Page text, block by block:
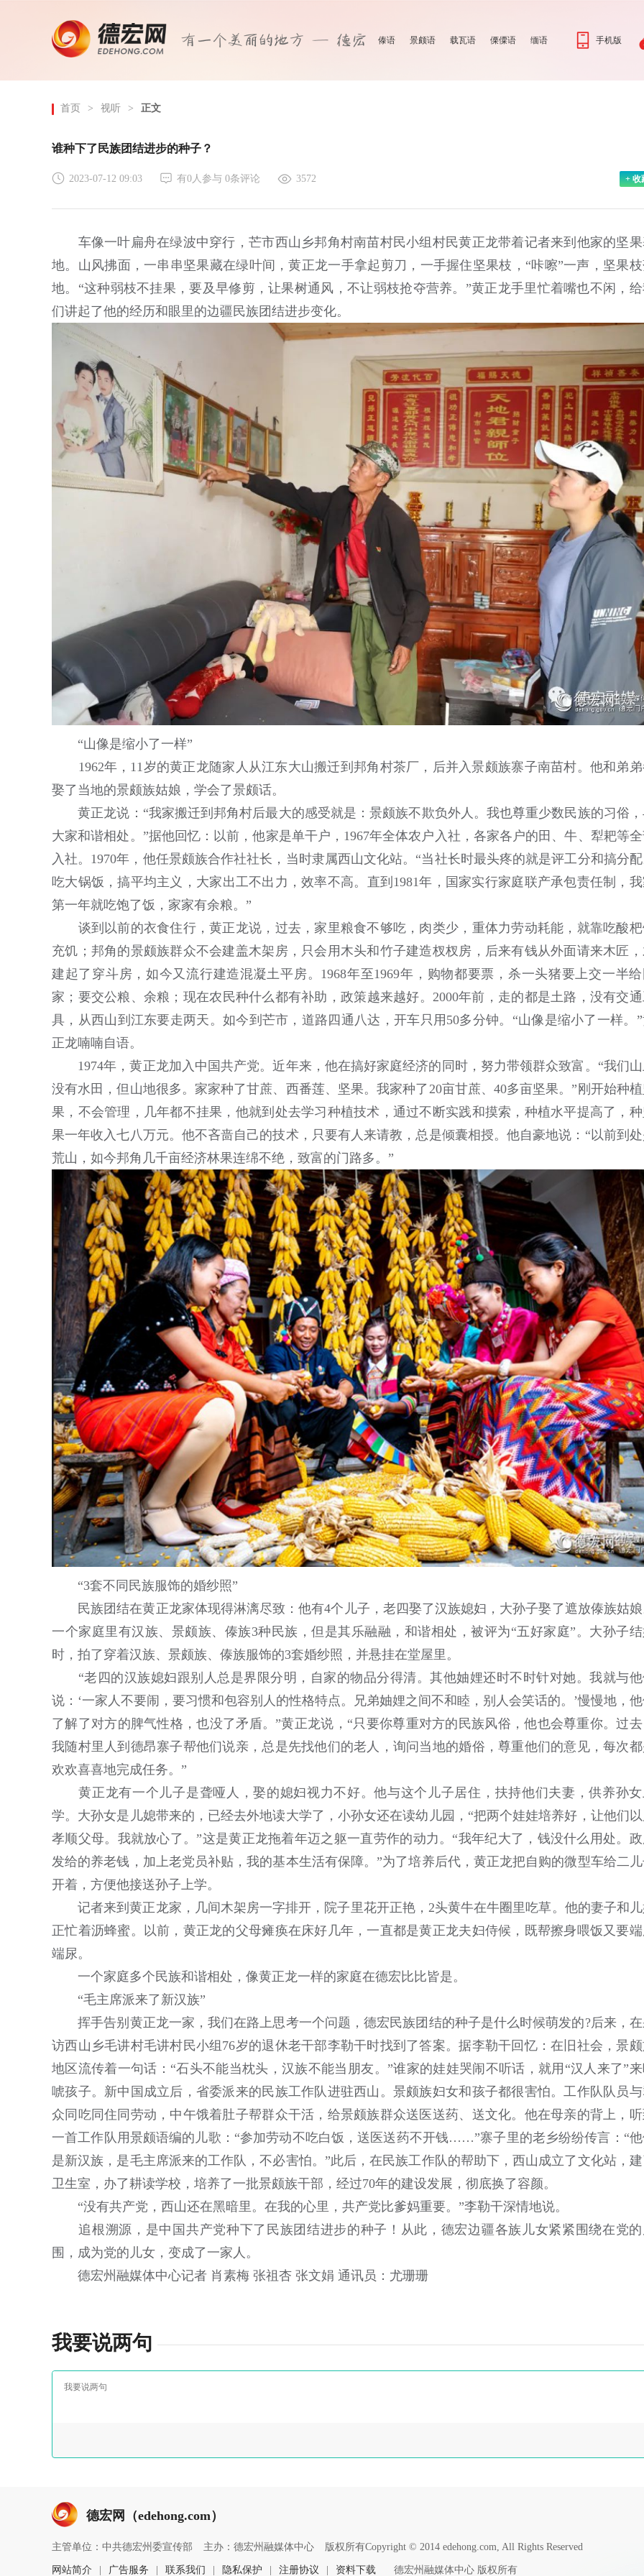
傣语 景颇语 载瓦语 傈僳语 缅语 手机版
首页 > 视听 > 正文
谁种下了民族团结进步的种子？
2023-07-12 09:03 有0人参与 0条评论 3572 + 收
车像一叶扁舟在绿波中穿行，芒市西山乡邦角村南苗村民小组村民黄正龙带着记者来到他家的坚
地。山风拂面，一串串坚果藏在绿叶间，黄正龙一手拿起剪刀，一手握住坚果枝，“咔嚓”一声，坚果
地。“这种弱枝不挂果，要及早修剪，让果树通风，不让弱枝抢夺营养。”黄正龙手里忙着嘴也不闲，
们讲起了他的经历和眼里的边疆民族团结进步变化。
“山像是缩小了一样”
1962年，11岁的黄正龙随家人从江东大山搬迁到邦角村茶厂，后并入景颇族寨子南苗村。他和弟
娶了当地的景颇族姑娘，学会了景颇话。
黄正龙说：“我家搬迁到邦角村后最大的感受就是：景颇族不欺负外人。我也尊重少数民族的习俗
大家和谐相处。”据他回忆：以前，他家是单干户，1967年全体农户入社，各家各户的田、牛、犁耙等
入社。1970年，他任景颇族合作社社长，当时隶属西山文化站。“当社长时最头疼的就是评工分和搞分
吃大锅饭，搞平均主义，大家出工不出力，效率不高。直到1981年，国家实行家庭联产承包责任制，
第一年就吃饱了饭，家家有余粮。”
谈到以前的衣食住行，黄正龙说，过去，家里粮食不够吃，肉类少，重体力劳动耗能，就靠吃酸
充饥；邦角的景颇族群众不会建盖木架房，只会用木头和竹子建造杈杈房，后来有钱从外面请来木匠
建起了穿斗房，如今又流行建造混凝土平房。1968年至1969年，购物都要票，杀一头猪要上交一半
家；要交公粮、余粮；现在农民种什么都有补助，政策越来越好。2000年前，走的都是土路，没有交
具，从西山到江东要走两天。如今到芒市，道路四通八达，开车只用50多分钟。“山像是缩小了一样。
正龙喃喃自语。
1974年，黄正龙加入中国共产党。近年来，他在搞好家庭经济的同时，努力带领群众致富。“我们
没有水田，但山地很多。家家种了甘蔗、西番莲、坚果。我家种了20亩甘蔗、40多亩坚果。”刚开始种
果，不会管理，几年都不挂果，他就到处去学习种植技术，通过不断实践和摸索，种植水平提高了，
果一年收入七八万元。他不吝啬自己的技术，只要有人来请教，总是倾囊相授。他自豪地说：“以前到
荒山，如今邦角几千亩经济林果连绵不绝，致富的门路多。”
“3套不同民族服饰的婚纱照”
民族团结在黄正龙家体现得淋漓尽致：他有4个儿子，老四娶了汉族媳妇，大孙子娶了遮放傣族姑
一个家庭里有汉族、景颇族、傣族3种民族，但是其乐融融，和谐相处，被评为“五好家庭”。大孙子
时，拍了穿着汉族、景颇族、傣族服饰的3套婚纱照，并悬挂在堂屋里。
“老四的汉族媳妇跟别人总是界限分明，自家的物品分得清。其他妯娌还时不时针对她。我就与
说：‘一家人不要闹，要习惯和包容别人的性格特点。兄弟妯娌之间不和睦，别人会笑话的。’慢慢地，
了解了对方的脾气性格，也没了矛盾。”黄正龙说，“只要你尊重对方的民族风俗，他也会尊重你。过
我随村里人到德昂寨子帮他们说亲，总是先找他们的老人，询问当地的婚俗，尊重他们的意见，每次
欢欢喜喜地完成任务。”
黄正龙有一个儿子是聋哑人，娶的媳妇视力不好。他与这个儿子居住，扶持他们夫妻，供养孙
学。大孙女是儿媳带来的，已经去外地读大学了，小孙女还在读幼儿园，“把两个娃娃培养好，让他们
孝顺父母。我就放心了。”这是黄正龙拖着年迈之躯一直劳作的动力。“我年纪大了，钱没什么用处。
发给的养老钱，加上老党员补贴，我的基本生活有保障。”为了培养后代，黄正龙把自购的微型车给二
开着，方便他接送孙子上学。
记者来到黄正龙家，几间木架房一字排开，院子里花开正艳，2头黄牛在牛圈里吃草。他的妻子和
正忙着沥蜂蜜。以前，黄正龙的父母瘫痪在床好几年，一直都是黄正龙夫妇侍候，既帮擦身喂饭又要
端尿。
一个家庭多个民族和谐相处，像黄正龙一样的家庭在德宏比比皆是。
“毛主席派来了新汉族”
挥手告别黄正龙一家，我们在路上思考一个问题，德宏民族团结的种子是什么时候萌发的?后来，
访西山乡毛讲村毛讲村民小组76岁的退休老干部李勒干时找到了答案。据李勒干回忆：在旧社会，景
地区流传着一句话：“石头不能当枕头，汉族不能当朋友。”谁家的娃娃哭闹不听话，就用“汉人来了”
唬孩子。新中国成立后，省委派来的民族工作队进驻西山。景颇族妇女和孩子都很害怕。工作队队员
众同吃同住同劳动，中午饿着肚子帮群众干活，给景颇族群众送医送药、送文化。他在母亲的背上，
一首工作队用景颇语编的儿歌：“参加劳动不吃白饭，送医送药不开钱……”寨子里的老乡纷纷传言：“
是新汉族，是毛主席派来的工作队，不必害怕。”此后，在民族工作队的帮助下，西山成立了文化站，
卫生室，办了耕读学校，培养了一批景颇族干部，经过70年的建设发展，彻底换了容颜。
“没有共产党，西山还在黑暗里。在我的心里，共产党比爹妈重要。”李勒干深情地说。
追根溯源，是中国共产党种下了民族团结进步的种子！从此，德宏边疆各族儿女紧紧围绕在党
围，成为党的儿女，变成了一家人。
德宏州融媒体中心记者 肖素梅 张祖杏 张文娟 通讯员：尤珊珊
我要说两句
德宏网（edehong.com）
主管单位：中共德宏州委宣传部 主办：德宏州融媒体中心 版权所有Copyright © 2014 edehong.com, All Rights Reserved
网站简介 广告服务 联系我们 隐私保护 注册协议 资料下载 德宏州融媒体中心 版权所有